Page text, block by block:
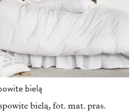
bielą
bielą, fot. mat. pras.